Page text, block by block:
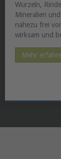
Wurzeln,
Mineralien
nahezu frei
wirksam und
Mehr